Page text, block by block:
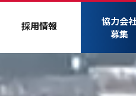
採用情報
協力会
募集